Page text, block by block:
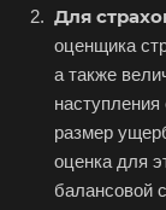
Для
оценщика
а также
размер
оценка для
балансовой
Балабаново
Балаково
Балашов
Барабинск